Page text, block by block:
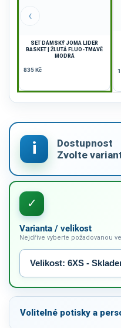
‹
SET DÁMSKÝ JOMA LIDER
BASKET | ŽLUTÁ FLUO-TMAVĚ
MODRÁ
835 Kč
Varianta / velikost
Nejdříve vyberte požadovanou
Volitelné potisky a